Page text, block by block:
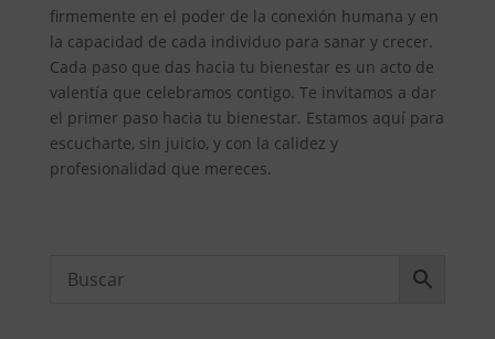
firmemente en el poder de la conexión humana y en
la capacidad de cada individuo para sanar y crecer.
Cada paso que das hacia tu bienestar es un acto de
valentía que celebramos contigo. Te invitamos a dar
el primer paso hacia tu bienestar. Estamos aquí para
escucharte, sin juicio, y con la calidez y
profesionalidad que mereces.